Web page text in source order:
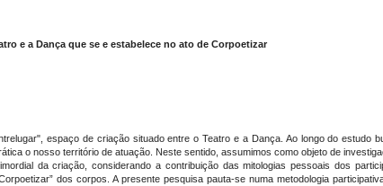
e a Dança que se e estabelece no ato de Corpoetizar
espaço de criação situado entre o Teatro e a Dança. Ao longo do estudo
o nosso território de atuação. Neste sentido, assumimos como objeto de
da criação, considerando a contribuição das mitologias pessoais dos
dos corpos. A presente pesquisa pauta-se numa metodologia